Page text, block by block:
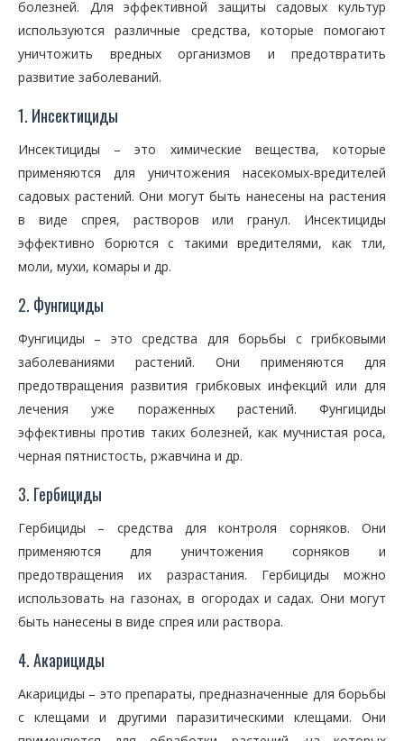
болезней. Для эффективной защиты садовых культур
используются различные средства, которые помогают
уничтожить вредных организмов и предотвратить
развитие заболеваний.
1. Инсектициды
Инсектициды – это химические вещества, которые
применяются для уничтожения насекомых-вредителей
садовых растений. Они могут быть нанесены на растения
в виде спрея, растворов или гранул. Инсектициды
эффективно борются с такими вредителями, как тли,
моли, мухи, комары и др.
2. Фунгициды
Фунгициды – это средства для борьбы с грибковыми
заболеваниями растений. Они применяются для
предотвращения развития грибковых инфекций или для
лечения уже пораженных растений. Фунгициды
эффективны против таких болезней, как мучнистая роса,
черная пятнистость, ржавчина и др.
3. Гербициды
Гербициды – средства для контроля сорняков. Они
применяются для уничтожения сорняков и
предотвращения их разрастания. Гербициды можно
использовать на газонах, в огородах и садах. Они могут
быть нанесены в виде спрея или раствора.
4. Акарициды
Акарициды – это препараты, предназначенные для борьбы
с клещами и другими паразитическими клещами. Они